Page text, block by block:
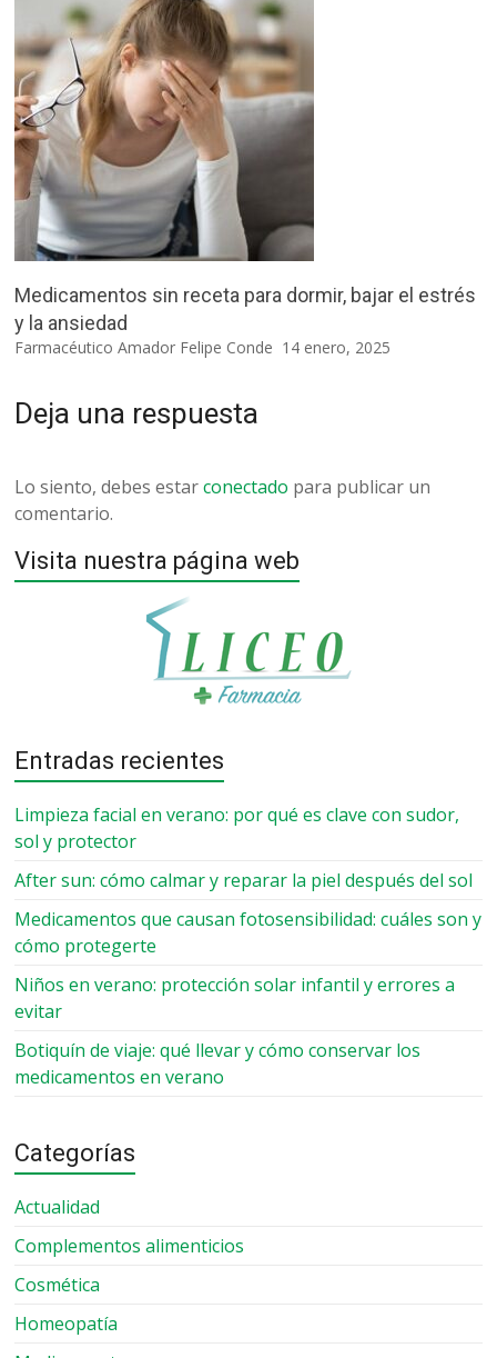
Medicamentos sin receta para dormir, bajar el estrés
y la ansiedad
Farmacéutico Amador Felipe Conde 14 enero, 2025
Deja una respuesta
Lo siento, debes estarconectado para publicar un
comentario.
Visita nuestra página web
Entradas recientes
Limpieza facial en verano: por qué es clave con sudor,
sol y protector
After sun: cómo calmar y reparar la piel después del sol
Medicamentos que causan fotosensibilidad: cuáles son y
cómo protegerte
Niños en verano: protección solar infantil y errores a
evitar
Botiquín de viaje: qué llevar y cómo conservar los
medicamentos en verano
Categorías
Actualidad
Complementos alimenticios
Cosmética
Homeopatía